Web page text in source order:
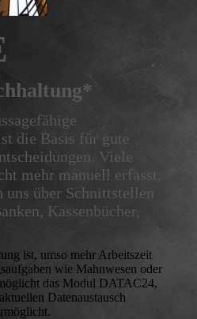
die Basis für gute
Viele
mehr manuell erfasst,
uns über Schnittstellen
Kassenbücher,
ist, umso mehr Arbeitszeit
wie Mahnwesen oder
das Modul DATAC24,
Datenaustausch